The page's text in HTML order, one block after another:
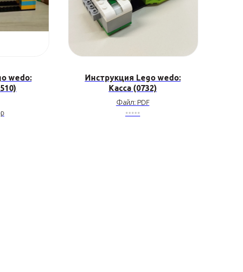
wedo:
Инструкция Lego wedo:
Касса (0732)
Файл: PDF
•••••